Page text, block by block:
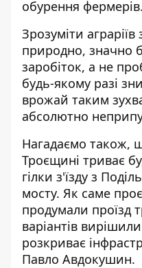
обурення фермерів.
Зрозуміти
природно, значно
заробіток, а не
будь-якому разі
врожай таким
абсолютно
Нагадаємо також,
Троєщині триває
гілки з'їзду з
мосту. Як саме
продумали проїзд
варіантів
розкриває
Павло Авдокушин.